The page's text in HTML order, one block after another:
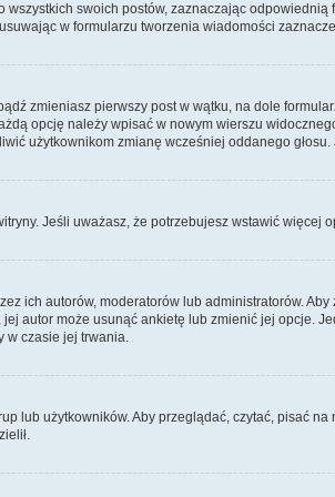
swoich postów, zaznaczając
w formularzu tworzenia wiadomości
zmieniasz pierwszy post w wątku, na dole
opcję należy wpisać w nowym wierszu
użytkownikom zmianę wcześniej oddanego
Jeśli uważasz, że potrzebujesz wstawić więcej
ich autorów, moderatorów lub administratorów.
autor może usunąć ankietę lub zmienić jej opcje.
czasie jej trwania.
lub użytkowników. Aby przeglądać, czytać, pisać